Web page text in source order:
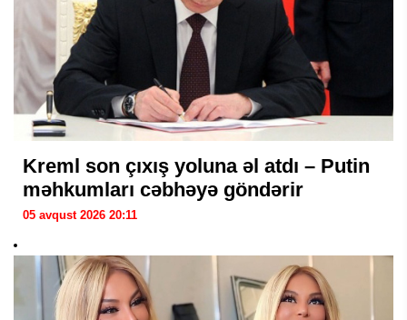
Kreml son çıxış yoluna əl atdı – Putin
məhkumları cəbhəyə göndərir
05 avqust 2026 20:11